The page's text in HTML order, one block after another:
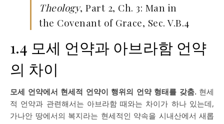
Theology, Part 2, Ch. 3: Man in
the Covenant of Grace, Sec. V.B.4
1.4 모세 언약과 아브라함 언약
의 차이
모세 언약에서 현세적 언약이 행위의 언약 형태를 갖춤.현세
적 언약과 관련해서는 아브라함 때와는 차이가 하나 있는데,
가나안 땅에서의 복지라는 현세적인 약속을 시내산에서 새롭